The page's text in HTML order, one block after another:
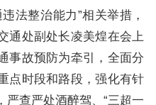
法整治能力”相关举措，
通处副处长凌美煌在会上
事故预防为牵引，全面分
点时段和路段，强化有针
查严处酒醉驾、“三超一